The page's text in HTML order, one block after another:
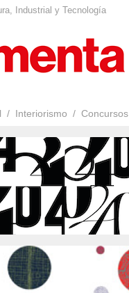
Industrial y Tecnología
Interiorismo Concursos